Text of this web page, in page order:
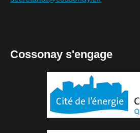
Cossonay s'engage